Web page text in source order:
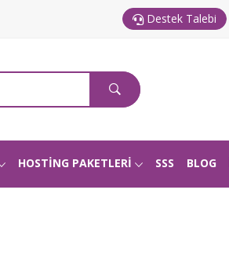
Destek Talebi
HOSTİNG PAKETLERİ SSS BLOG